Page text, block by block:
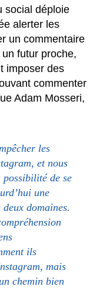
social déploie
alerter les
un commentaire
futur proche,
imposer des
commenter
Adam Mosseri,
les
et nous
de se
une
domaines.
ils
mais
chemin bien